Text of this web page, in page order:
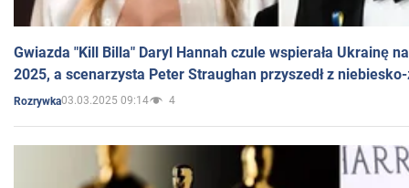
Gwiazda "Kill Billa" Daryl Hannah czule wspierała Ukrainę
2025, a scenarzysta Peter Straughan przyszedł z
Rozrywka03.03.2025 09:14 4